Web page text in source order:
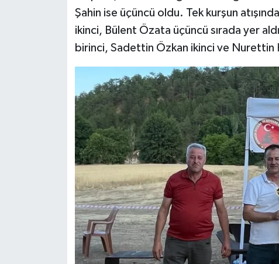
Şahin ise üçüncü oldu. Tek kurşun
ikinci, Bülent Özata üçüncü sırada yer
birinci, Sadettin Özkan ikinci ve Nurettin